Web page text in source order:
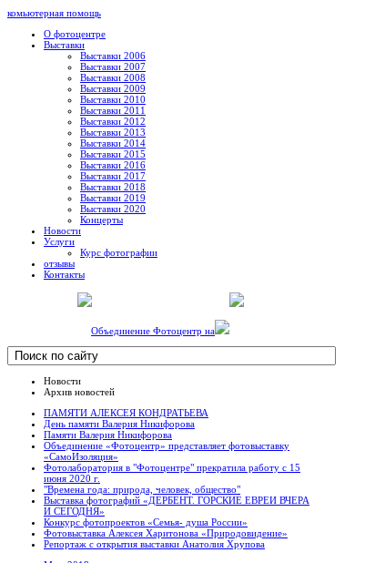
комьютерная помощь
О фотоцентре
Выставки
Выставки 2006
Выставки 2007
Выставки 2008
Выставки 2009
Выставки 2010
Выставки 2011
Выставки 2012
Выставки 2013
Выставки 2014
Выставки 2015
Выставки 2016
Выставки 2017
Выставки 2018
Выставки 2019
Выставки 2020
Концерты
Новости
Услуги
Курс фотографии
отзывы
Контакты
Объединение Фотоцентр на
Новости
Архив новостей
ПАМЯТИ АЛЕКСЕЯ КОНДРАТЬЕВА
День памяти Валерия Никифорова
Памяти Валерия Никифорова
Объединение «Фотоцентр» представляет фотовыставку
«СамоИзоляция»
Фотолаборатория в "Фотоцентре" прекратила работу с 15
июня 2020 г.
"Времена года: природа, человек, общество"
Выставка фотографий «ДЕРБЕНТ. ГОРСКИЕ ЕВРЕИ ВЧЕРА
И СЕГОДНЯ»
Конкурс фотопроектов «Семья- душа России»
Фотовыставка Алексея Харитонова «Природовидение»
Репортаж с открытия выставки Анатолия Хрупова